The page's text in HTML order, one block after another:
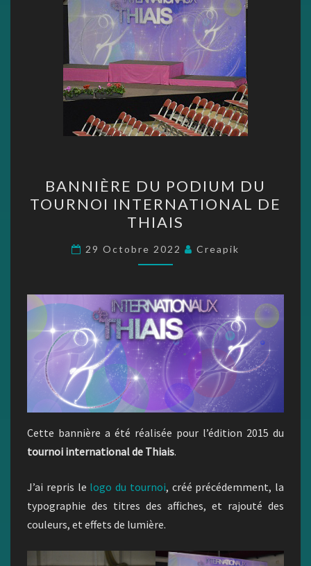
DU
PODIUM
DU
TOURNOI
INTERNATIONAL
THIAIS
BANNIÈRE DU PODIUM DU
TOURNOI INTERNATIONAL DE
THIAIS
29 Octobre 2022 Creapik
Cette bannière a été réalisée pour l’édition 2015 du
tournoi international de Thiais.
J’ai repris le logo du tournoi, créé précédemment, la
typographie des titres des affiches, et rajouté des
couleurs, et effets de lumière.